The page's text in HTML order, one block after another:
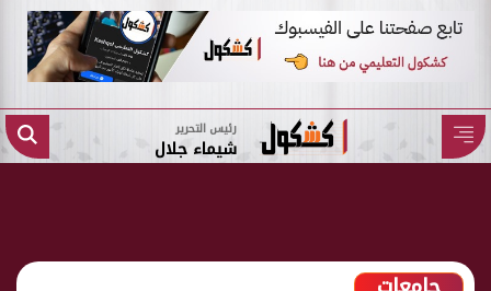
رئيس التحرير
شيماء جلال